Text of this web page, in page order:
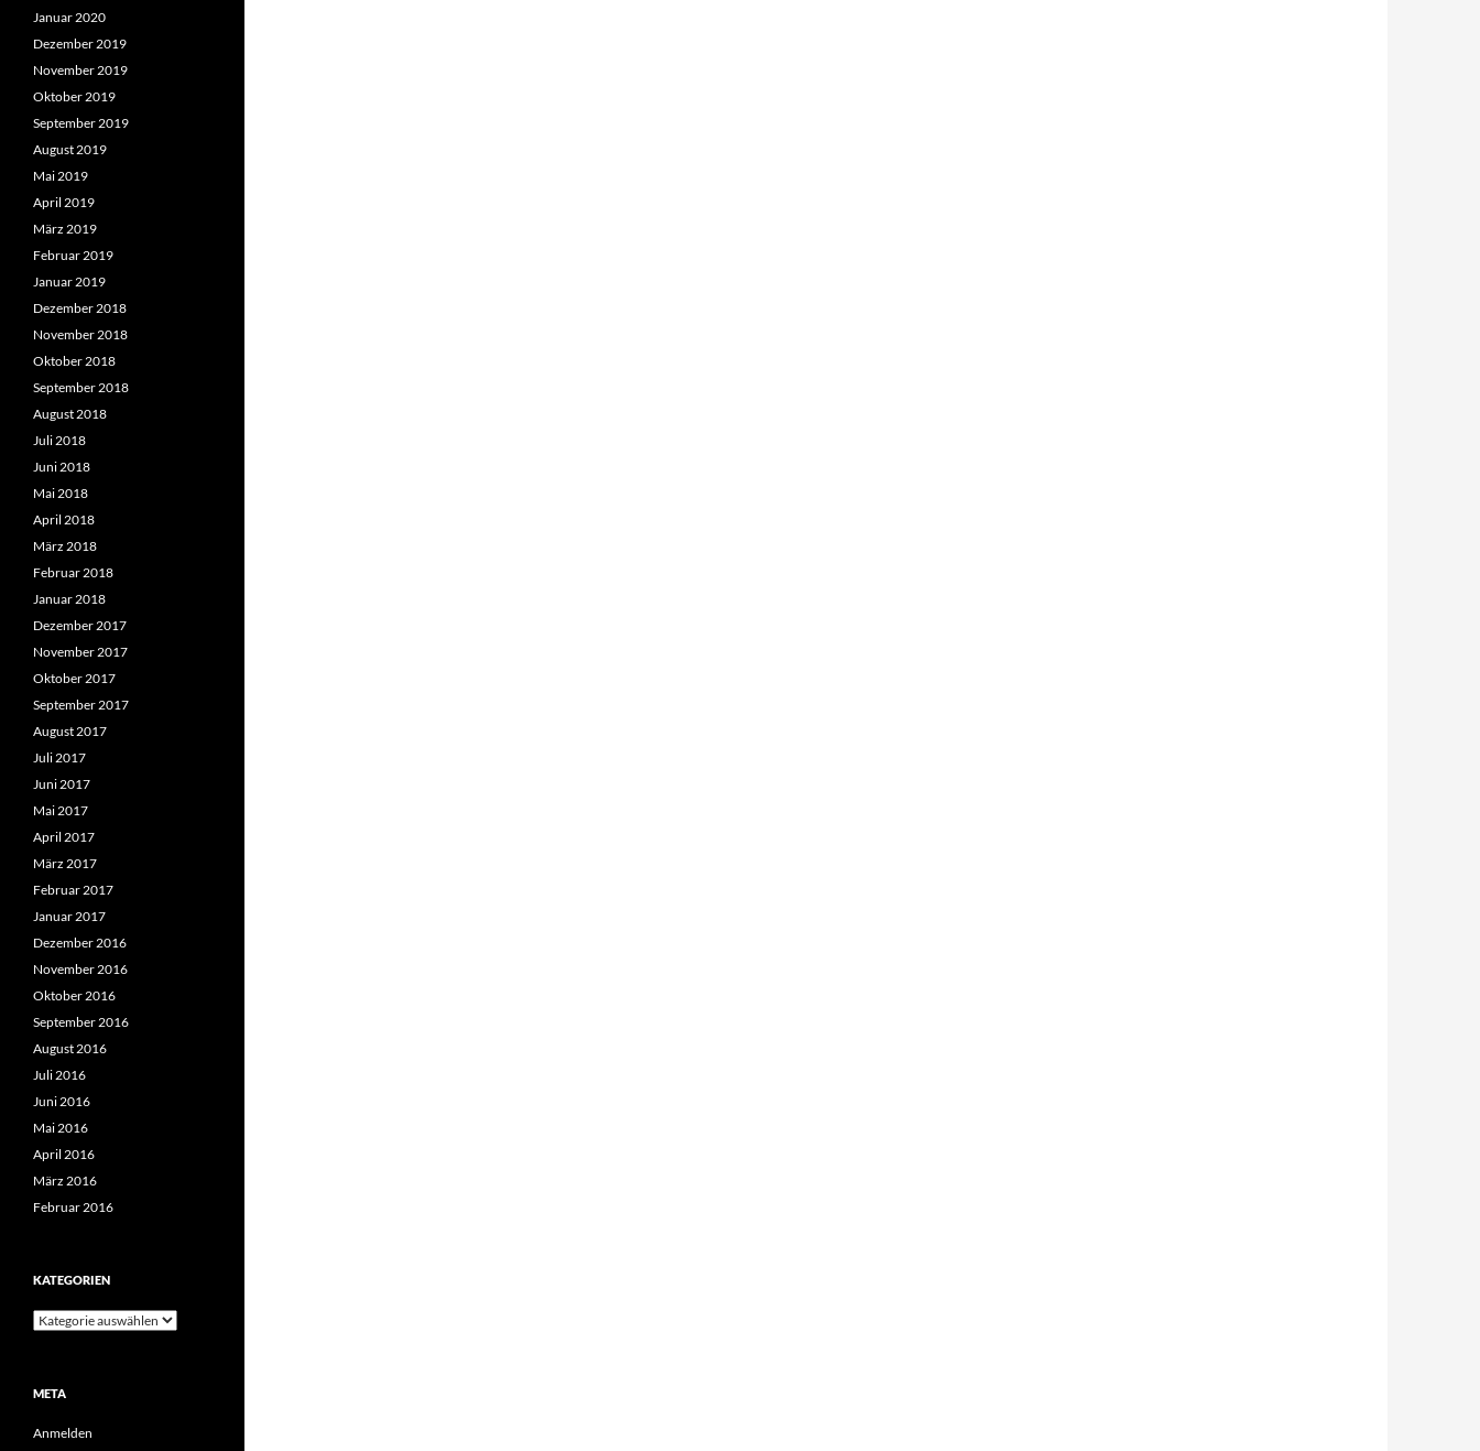
Januar 2020
Dezember 2019
November 2019
Oktober 2019
September 2019
August 2019
Mai 2019
April 2019
März 2019
Februar 2019
Januar 2019
Dezember 2018
November 2018
Oktober 2018
September 2018
August 2018
Juli 2018
Juni 2018
Mai 2018
April 2018
März 2018
Februar 2018
Januar 2018
Dezember 2017
November 2017
Oktober 2017
September 2017
August 2017
Juli 2017
Juni 2017
Mai 2017
April 2017
März 2017
Februar 2017
Januar 2017
Dezember 2016
November 2016
Oktober 2016
September 2016
August 2016
Juli 2016
Juni 2016
Mai 2016
April 2016
März 2016
Februar 2016
KATEGORIEN
Kategorien
META
Anmelden